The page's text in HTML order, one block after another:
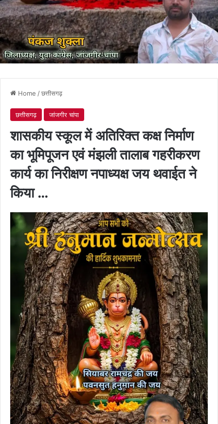
Home /छत्तीसगढ़
छत्तीसगढ़ जांजगीर चांपा
शासकीय स्कूल में अतिरिक्त कक्ष निर्माण
का भूमिपूजन एवं मंझली तालाब गहरीकरण
कार्य का निरीक्षण नपाध्यक्ष जय थवाईत ने
किया …